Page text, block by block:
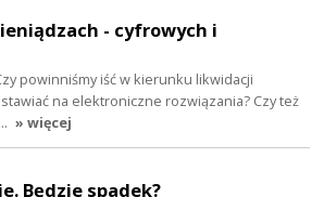
- cyfrowych i
powinniśmy iść w kierunku likwidacji
na elektroniczne rozwiązania? Czy też
» więcej
Będzie spadek?